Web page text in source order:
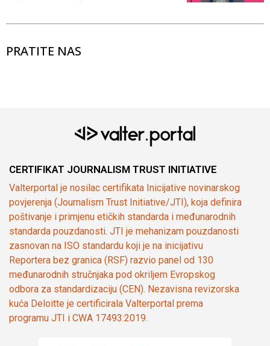
PRATITE NAS
CERTIFIKAT JOURNALISM TRUST INITIATIVE
Valterportal je nosilac certifikata Inicijative novinarskog
povjerenja (Journalism Trust Initiative/JTI), koja definira
poštivanje i primjenu etičkih standarda i međunarodnih
standarda pouzdanosti. JTI je mehanizam pouzdanosti
zasnovan na ISO standardu koji je na inicijativu
Reportera bez granica (RSF) razvio panel od 130
međunarodnih stručnjaka pod okriljem Evropskog
odbora za standardizaciju (CEN). Nezavisna revizorska
kuća Deloitte je certificirala Valterportal prema
programu JTI i CWA 17493:2019.